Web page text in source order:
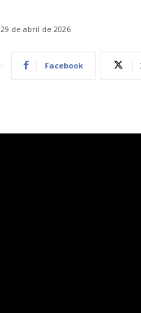
29 de abril de 2026
Facebook